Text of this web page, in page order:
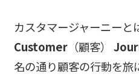
カスタマージャーニーと
Customer（顧客）
名の通り顧客の行動を旅